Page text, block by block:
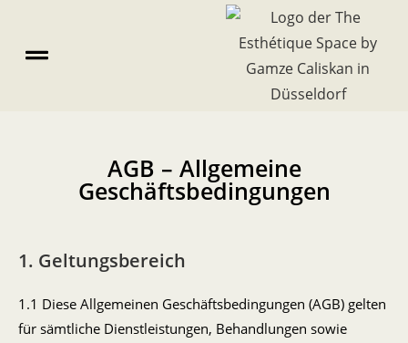
AGB – Allgemeine
Geschäftsbedingungen
1. Geltungsbereich
1.1 Diese Allgemeinen Geschäftsbedingungen (AGB) gelten
für sämtliche Dienstleistungen, Behandlungen sowie